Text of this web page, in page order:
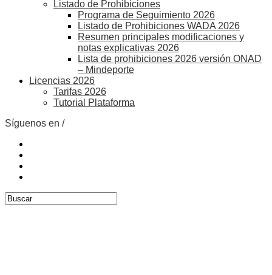
Listado de Prohibiciones
Programa de Seguimiento 2026
Listado de Prohibiciones WADA 2026
Resumen principales modificaciones y
notas explicativas 2026
Lista de prohibiciones 2026 versión ONAD
– Mindeporte
Licencias 2026
Tarifas 2026
Tutorial Plataforma
Síguenos en /